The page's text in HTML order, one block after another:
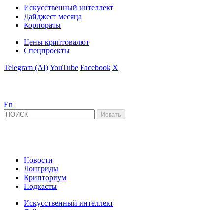
Искусственный интеллект
Дайджест месяца
Корпораты
Цены криптовалют
Спецпроекты
Telegram (AI)YouTube Facebook X
En
Новости
Лонгриды
Крипториум
Подкасты
Искусственный интеллект